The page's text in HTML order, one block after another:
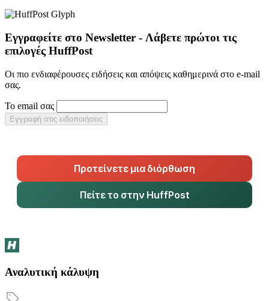
Εγγραφείτε στο Newsletter - Λάβετε πρώτοι τις
επιλογές HuffPost
Οι πιο ενδιαφέρουσες ειδήσεις και απόψεις καθημερινά στο e-mail
σας.
Το email σας
Εγγραφή στις ειδοποιήσεις
Προτείνετε μια διόρθωση
Πείτε το στην HuffPost
Αναλυτική κάλυψη